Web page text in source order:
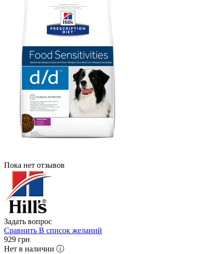
Пока нет отзывов
Задать вопрос
Сравнить В список желаний
929 грн
Нет в наличии ⓘ